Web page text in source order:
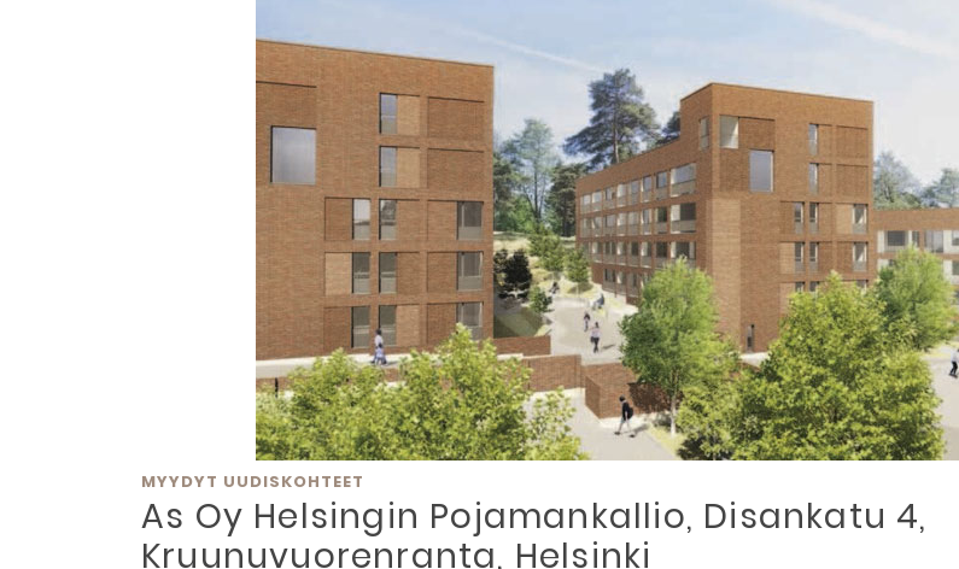
MYYDYT UUDISKOHTEET
As Oy Helsingin Pojamankallio, Disankatu 4,
Kruunuvuorenranta, Helsinki